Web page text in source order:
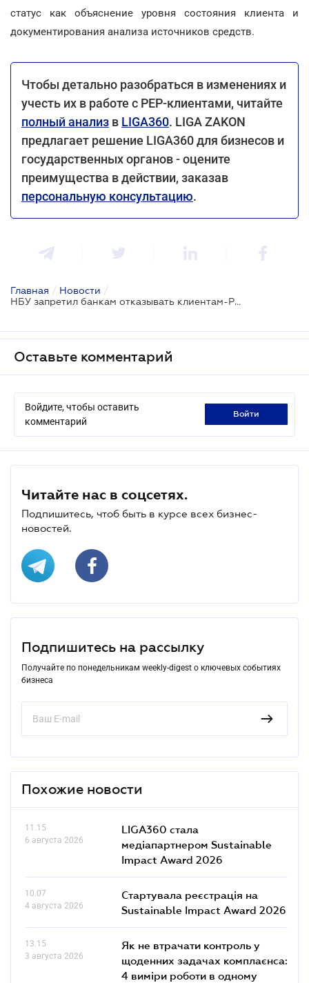
статус как объяснение уровня состояния клиента и
документирования анализа источников средств.
Чтобы детально разобраться в изменениях и
учесть их в работе с PEP-клиентами, читайте
полный анализ в LIGA360. LIGA ZAKON
предлагает решение LIGA360 для бизнесов и
государственных органов - оцените
преимущества в действии, заказав
персональную консультацию.
Главная / Новости /
НБУ запретил банкам отказывать клиентам-PEP без индивидуальной оценки риска
Оставьте комментарий
Войдите, чтобы оставить
комментарий
войти
Читайте нас в соцсетях.
Подпишитесь, чтоб быть в курсе всех бизнес-
новостей.
Подпишитесь на рассылку
Получайте по понедельникам weekly-digest о ключевых событиях
бизнеса
Похожие новости
11.15
6 августа 2026
LIGA360 стала
медіапартнером Sustainable
Impact Award 2026
10.07
4 августа 2026
Стартувала реєстрація на
Sustainable Impact Award 2026
13.15
3 августа 2026
Як не втрачати контроль у
щоденних задачах комплаєнса:
4 виміри роботи в одному